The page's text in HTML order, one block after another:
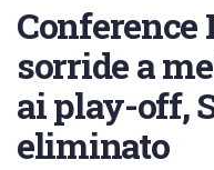
Conference
sorride a
ai play-off,
eliminato